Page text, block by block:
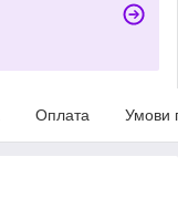
Оплата Умови